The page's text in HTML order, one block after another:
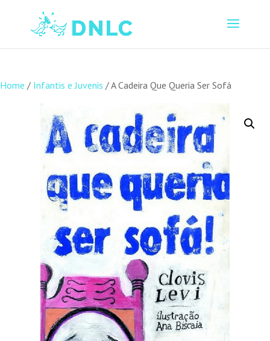
Home / Infantis e Juvenis / A Cadeira Que Queria Ser Sofá